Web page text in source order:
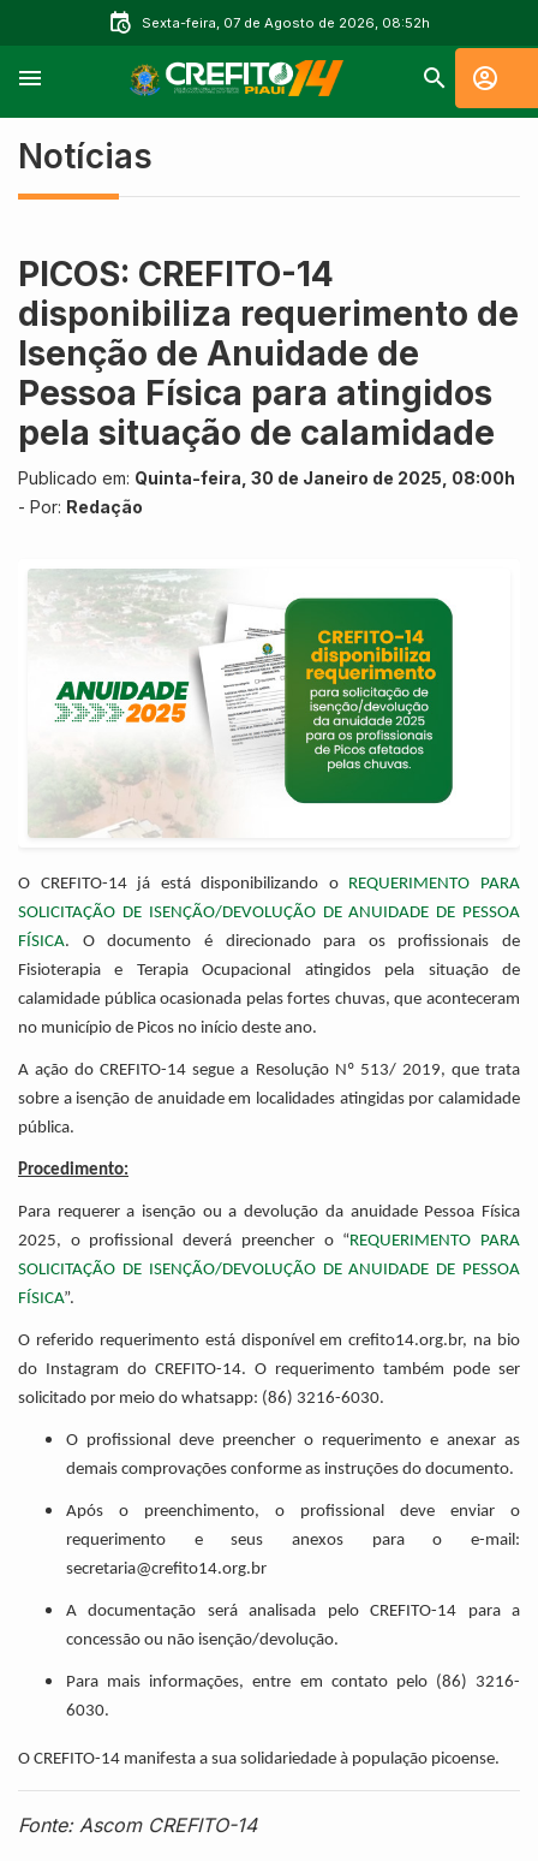
Sexta-feira, 07 de Agosto de 2026, 08:52h
Notícias
PICOS: CREFITO-14
disponibiliza requerimento de
Isenção de Anuidade de
Pessoa Física para atingidos
pela situação de calamidade
Publicado em: Quinta-feira, 30 de Janeiro de 2025, 08:00h
- Por: Redação
O CREFITO-14 já está disponibilizando oREQUERIMENTO PARA
SOLICITAÇÃO DE ISENÇÃO/DEVOLUÇÃO DE ANUIDADE DE PESSOA
FÍSICA. O documento é direcionado para os profissionais de
Fisioterapia e Terapia Ocupacional atingidos pela situação de
calamidade pública ocasionada pelas fortes chuvas, que aconteceram
no município de Picos no início deste ano.
A ação do CREFITO-14 segue a Resolução Nº 513/ 2019, que trata
sobre a isenção de anuidade em localidades atingidas por calamidade
pública.
Procedimento:
Para requerer a isenção ou a devolução da anuidade Pessoa Física
2025, o profissional deverá preencher o “REQUERIMENTO PARA
SOLICITAÇÃO DE ISENÇÃO/DEVOLUÇÃO DE ANUIDADE DE PESSOA
FÍSICA”.
O referido requerimento está disponível em crefito14.org.br, na bio
do Instagram do CREFITO-14. O requerimento também pode ser
solicitado por meio do whatsapp: (86) 3216-6030.
O profissional deve preencher o requerimento e anexar as
demais comprovações conforme as instruções do documento.
Após o preenchimento, o profissional deve enviar o
requerimento e seus anexos para o e-mail:
secretaria@crefito14.org.br
A documentação será analisada pelo CREFITO-14 para a
concessão ou não isenção/devolução.
Para mais informações, entre em contato pelo (86) 3216-
6030.
O CREFITO-14 manifesta a sua solidariedade à população picoense.
Fonte: Ascom CREFITO-14